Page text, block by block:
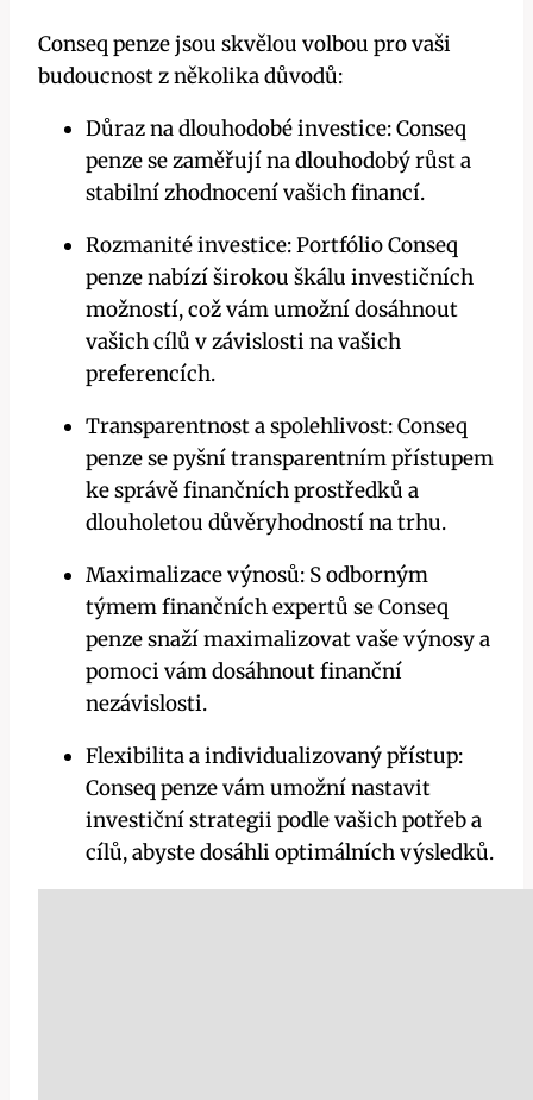
Conseq penze jsou skvělou volbou pro vaši
budoucnost z několika důvodů:
Důraz na dlouhodobé investice: Conseq
penze se zaměřují na dlouhodobý růst a
stabilní zhodnocení vašich financí.
Rozmanité investice: Portfólio Conseq
penze nabízí širokou škálu investičních
možností, což vám umožní dosáhnout
vašich cílů v závislosti na vašich
preferencích.
Transparentnost a spolehlivost: Conseq
penze se pyšní transparentním přístupem
ke správě finančních prostředků a
dlouholetou důvěryhodností na trhu.
Maximalizace výnosů: S odborným
týmem finančních expertů se Conseq
penze snaží maximalizovat vaše výnosy a
pomoci vám dosáhnout finanční
nezávislosti.
Flexibilita a individualizovaný přístup:
Conseq penze vám umožní nastavit
investiční strategii podle vašich potřeb a
cílů, abyste dosáhli optimálních výsledků.